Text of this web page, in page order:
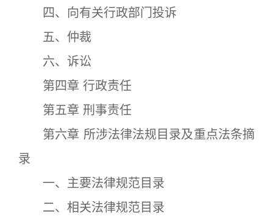
四、向有关行政部门投诉
五、仲裁
六、诉讼
第四章 行政责任
第五章 刑事责任
第六章 所涉法律法规目录及重点法条摘
录
一、主要法律规范目录
二、相关法律规范目录